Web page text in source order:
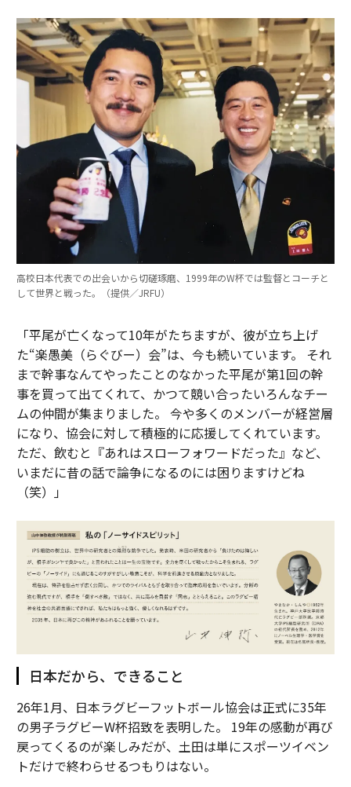
高校日本代表での出会いから切磋琢磨、1999年のW杯では監督とコーチと
して世界と戦った。（提供／JRFU）
「平尾が亡くなって10年がたちますが、彼が立ち上げ
た“楽愚美（らぐびー）会”は、今も続いています。 それ
まで幹事なんてやったことのなかった平尾が第1回の幹
事を買って出てくれて、かつて競い合ったいろんなチー
ムの仲間が集まりました。 今や多くのメンバーが経営層
になり、協会に対して積極的に応援してくれています。
ただ、飲むと『あれはスローフォワードだった』など、
いまだに昔の話で論争になるのには困りますけどね
（笑）」
日本だから、できること
26年1月、日本ラグビーフットボール協会は正式に35年
の男子ラグビーW杯招致を表明した。 19年の感動が再び
戻ってくるのが楽しみだが、土田は単にスポーツイベン
トだけで終わらせるつもりはない。